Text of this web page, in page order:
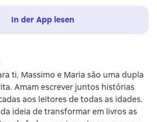
In der App lesen
ti, Massimo e Maria são uma dupla
Amam escrever juntos histórias
aos leitores de todas as idades.
ideia de transformar em livros as